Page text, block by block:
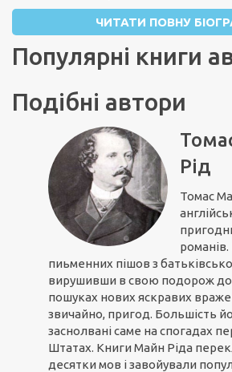
ЧИТАТИ ПОВНУ
Популярні книги
Подібні автори
Рід
Томас
пиьменних пішов з
вирушивши в свою подорож
пошуках нових яскравих
звичайно, пригод. Большість
заснолвані саме на спогадах
Штатах. Книги Майн Ріда
десятки мов і завойували